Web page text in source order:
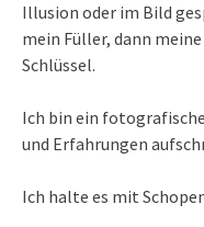
Illusion oder im Bild
mein Füller, dann
Schlüssel.
Ich bin ein
und Erfahrungen
Ich halte es mit